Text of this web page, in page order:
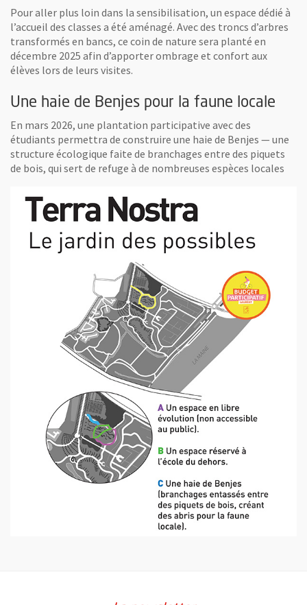
Pour aller plus loin dans la sensibilisation, un espace dédié à
l’accueil des classes a été aménagé. Avec des troncs d’arbres
transformés en bancs, ce coin de nature sera planté en
décembre 2025 afin d’apporter ombrage et confort aux
élèves lors de leurs visites.
Une haie de Benjes pour la faune locale
En mars 2026, une plantation participative avec des
étudiants permettra de construire une haie de Benjes — une
structure écologique faite de branchages entre des piquets
de bois, qui sert de refuge à de nombreuses espèces locales